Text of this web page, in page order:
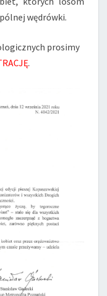
wędrówki.
prosimy
.